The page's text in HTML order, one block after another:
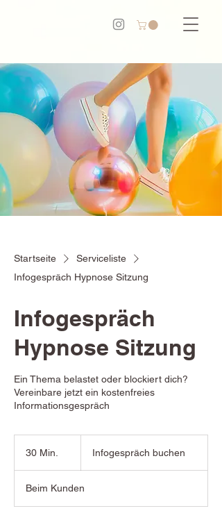
Startseite
Serviceliste
Infogespräch Hypnose Sitzung
Infogespräch
Hypnose Sitzung
Ein Thema belastet oder blockiert dich?
Vereinbare jetzt ein kostenfreies
Informationsgespräch
30 Min.
i
n
Infogespräch buchen
Beim Kunden